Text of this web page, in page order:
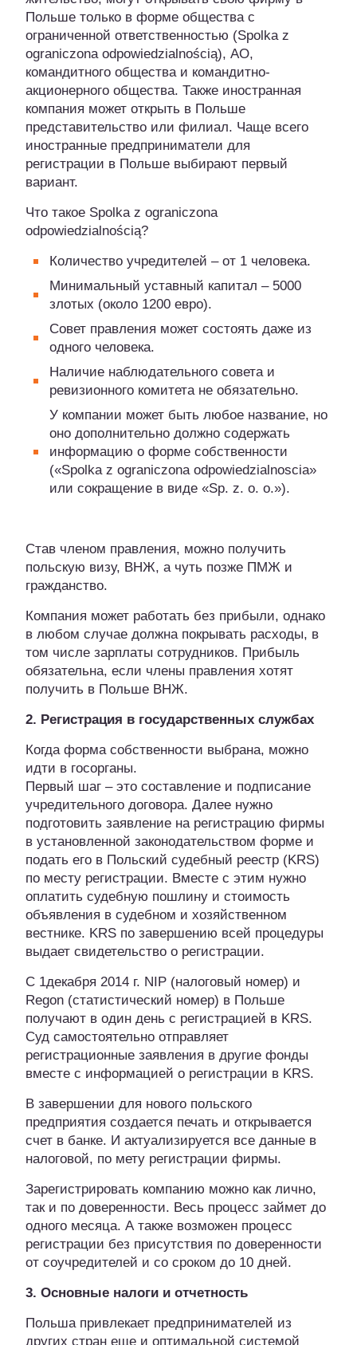
Польше только в форме общества с
ограниченной ответственностью (Spolka z
ograniczona odpowiedzialnością), АО,
командитного общества и командитно-
акционерного общества. Также иностранная
компания может открыть в Польше
представительство или филиал. Чаще всего
иностранные предприниматели для
регистрации в Польше выбирают первый
вариант.
Что такое Spolka z ograniczona
odpowiedzialnością?
Количество учредителей – от 1 человека.
Минимальный уставный капитал – 5000
злотых (около 1200 евро).
Совет правления может состоять даже из
одного человека.
Наличие наблюдательного совета и
ревизионного комитета не обязательно.
У компании может быть любое название, но
оно дополнительно должно содержать
информацию о форме собственности
(«Spolka z ograniczona odpowiedzialnoscia»
или сокращение в виде «Sp. z. o. o.»).
Став членом правления, можно получить
польскую визу, ВНЖ, а чуть позже ПМЖ и
гражданство.
Компания может работать без прибыли, однако
в любом случае должна покрывать расходы, в
том числе зарплаты сотрудников. Прибыль
обязательна, если члены правления хотят
получить в Польше ВНЖ.
2. Регистрация в государственных службах
Когда форма собственности выбрана, можно
идти в госорганы.
Первый шаг – это составление и подписание
учредительного договора. Далее нужно
подготовить заявление на регистрацию фирмы
в установленной законодательством форме и
подать его в Польский судебный реестр (KRS)
по месту регистрации. Вместе с этим нужно
оплатить судебную пошлину и стоимость
объявления в судебном и хозяйственном
вестнике. KRS по завершению всей процедуры
выдает свидетельство о регистрации.
С 1декабря 2014 г. NIP (налоговый номер) и
Regon (статистический номер) в Польше
получают в один день с регистрацией в KRS.
Суд самостоятельно отправляет
регистрационные заявления в другие фонды
вместе с информацией о регистрации в KRS.
В завершении для нового польского
предприятия создается печать и открывается
счет в банке. И актуализируется все данные в
налоговой, по мету регистрации фирмы.
Зарегистрировать компанию можно как лично,
так и по доверенности. Весь процесс займет до
одного месяца. А также возможен процесс
регистрации без присутствия по доверенности
от соучредителей и со сроком до 10 дней.
3. Основные налоги и отчетность
Польша привлекает предпринимателей из
других стран еще и оптимальной системой